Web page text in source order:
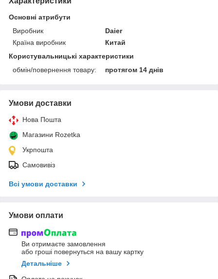
Основні атрибути
Виробник
Daier
Країна виробник
Китай
Користувальницькі характеристики
обмін/повернення товару:
протягом 14 днів
Умови доставки
Нова Пошта
Магазини Rozetka
Укрпошта
Самовивіз
Всі умови доставки
Умови оплати
Ви отримаєте замовлення
або гроші повернуться на вашу картку
Детальніше